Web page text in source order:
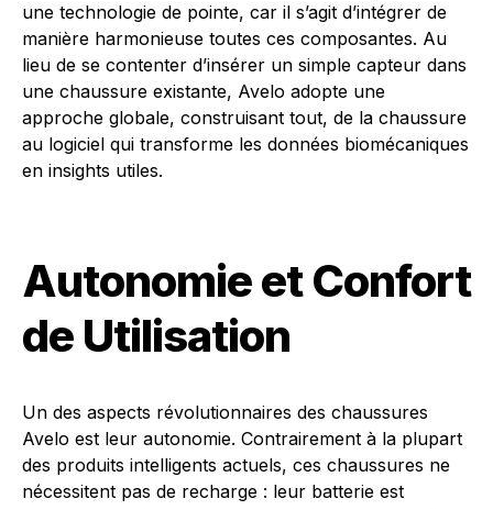
une technologie de pointe, car il s’agit d’intégrer de
manière harmonieuse toutes ces composantes. Au
lieu de se contenter d’insérer un simple capteur dans
une chaussure existante, Avelo adopte une
approche globale, construisant tout, de la chaussure
au logiciel qui transforme les données biomécaniques
en insights utiles.
Autonomie et Confort
de Utilisation
Un des aspects révolutionnaires des chaussures
Avelo est leur autonomie. Contrairement à la plupart
des produits intelligents actuels, ces chaussures ne
nécessitent pas de recharge : leur batterie est